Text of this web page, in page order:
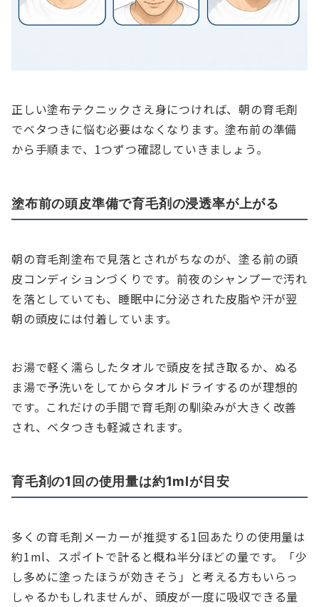
正しい塗布テクニックさえ身につければ、朝の育毛剤
でベタつきに悩む必要はなくなります。塗布前の準備
から手順まで、1つずつ確認していきましょう。
塗布前の頭皮準備で育毛剤の浸透率が上がる
朝の育毛剤塗布で見落とされがちなのが、塗る前の頭
皮コンディションづくりです。前夜のシャンプーで汚れ
を落としていても、睡眠中に分泌された皮脂や汗が翌
朝の頭皮には付着しています。
お湯で軽く濡らしたタオルで頭皮を拭き取るか、ぬる
ま湯で予洗いをしてからタオルドライするのが理想的
です。これだけの手間で育毛剤の馴染みが大きく改善
され、ベタつきも軽減されます。
育毛剤の1回の使用量は約1mlが目安
多くの育毛剤メーカーが推奨する1回あたりの使用量は
約1ml、スポイトで計ると概ね半分ほどの量です。「少
し多めに塗ったほうが効きそう」と考える方もいらっ
しゃるかもしれませんが、頭皮が一度に吸収できる量